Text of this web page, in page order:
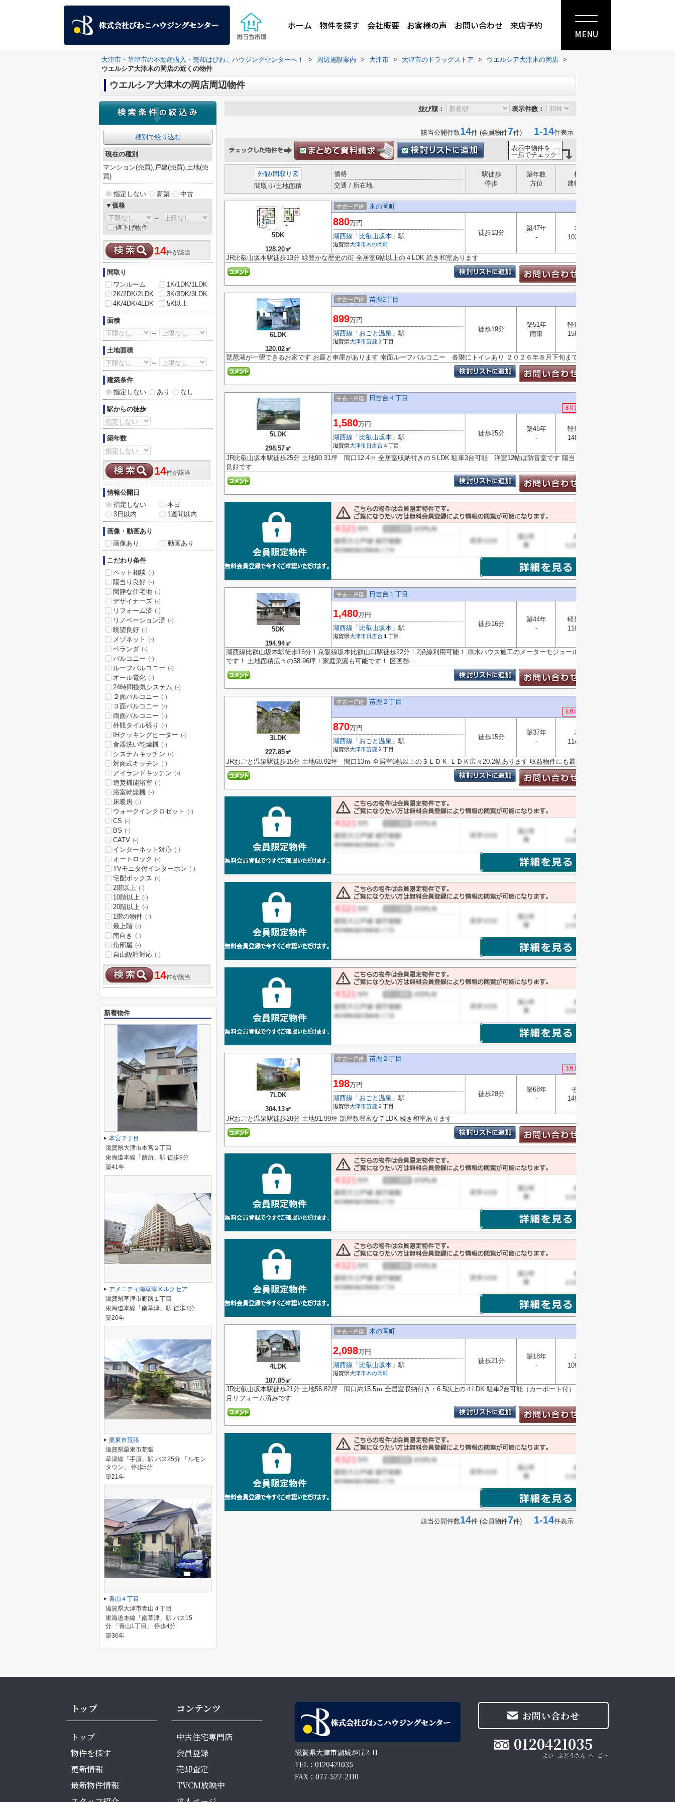
ホーム 物件を探す 会社概要 お客様の声 お問い合わせ 来店予約
MENU
大津市・草津市の不動産購入・売却はびわこハウジングセンターへ！ > 周辺施設案内 > 大津市 > 大津市のドラッグストア > ウエルシア大津木の岡店 >
ウエルシア大津木の岡店の近くの物件
ウエルシア大津木の岡店周辺物件
並び順： 表示件数：
該当公開件数14件 (会員物件7件) 1-14件表示
表示中物件を
一括でチェック
外観/間取り図
間取り/土地面積
価格
交通 / 所在地
駅徒歩
停歩
築年数
方位
構造
建物面積
5DK
128.20㎡
中古一戸建 木の岡町
880万円
湖西線 「 比叡山坂本 」駅
滋賀県大津市木の岡町
徒歩13分
築47年
-
木造
102.10㎡
JR比叡山坂本駅徒歩13分 緑豊かな歴史の街 全居室6帖以上の４LDK 続き和室あります
6LDK
120.02㎡
中古一戸建 苗鹿2丁目
899万円
湖西線 「 おごと温泉 」駅
滋賀県大津市苗鹿 ２丁目
徒歩19分
築51年
南東
軽量鉄骨
158.40㎡
琵琶湖が一望できるお家です お庭と車庫があります 南面ルーフバルコニー 各階にトイレあり ２０２６年８月下旬まで現況販売
5LDK
298.57㎡
中古一戸建 日吉台４丁目
8月1日 値下げ
1,580万円
湖西線 「 比叡山坂本 」駅
滋賀県大津市日吉台 ４丁目
徒歩25分
築45年
-
軽量鉄骨
148.34㎡
JR比叡山坂本駅徒歩25分 土地90.31坪 間口12.4ｍ 全居室収納付きの５LDK 駐車3台可能 洋室12帖は防音室です 陽当り・通風
良好です
5DK
194.94㎡
中古一戸建 日吉台１丁目
1,480万円
湖西線 「 比叡山坂本 」駅
滋賀県大津市日吉台 １丁目
徒歩16分
築44年
-
軽量鉄骨
110.86㎡
湖西線比叡山坂本駅徒歩16分！京阪線坂本比叡山口駅徒歩22分！2沿線利用可能！ 積水ハウス施工のメーターモジュールのお家
です！ 土地面積広々の58.96坪！家庭菜園も可能です！ 区画整...
3LDK
227.85㎡
中古一戸建 苗鹿２丁目
6月4日 値下げ
870万円
湖西線 「 おごと温泉 」駅
滋賀県大津市苗鹿 ２丁目
徒歩15分
築37年
-
木造
114.50㎡
JRおごと温泉駅徒歩15分 土地68.92坪 間口13ｍ 全居室6帖以上の３ＬＤＫ ＬＤＫ広々20.2帖あります 収益物件にも最適です
7LDK
304.13㎡
中古一戸建 苗鹿２丁目
3月1日 値下げ
198万円
湖西線 「 おごと温泉 」駅
滋賀県大津市苗鹿 ２丁目
徒歩28分
築68年
-
その他
149.79㎡
JRおごと温泉駅徒歩28分 土地91.99坪 部屋数豊富な７LDK 続き和室あります
4LDK
187.85㎡
中古一戸建 木の岡町
2,098万円
湖西線 「 比叡山坂本 」駅
滋賀県大津市木の岡町
徒歩21分
築18年
-
木造
109.35㎡
JR比叡山坂本駅徒歩21分 土地56.82坪 間口約15.5ｍ 全居室収納付き・6.5以上の４LDK 駐車2台可能（カーポート付） 令和8年6
月リフォーム済みです
該当公開件数14件 (会員物件7件) 1-14件表示
種別で絞り込む
現在の種別
マンション(売買),戸建(売買),土地(売
買)
指定しない 新築
中古
▼価格
～
値下げ物件
14件が該当
間取り
ワンルーム
1K/1DK/1LDK
2K/2DK/2LDK
3K/3DK/3LDK
4K/4DK/4LDK
5K以上
面積
～
土地面積
～
建築条件
指定しない
あり なし
駅からの徒歩
築年数
14件が該当
情報公開日
指定しない
本日
3日以内
1週間以内
画像・動画あり
画像あり
動画あり
こだわり条件
ペット相談 (-)
陽当り良好 (-)
閑静な住宅地 (-)
デザイナーズ (-)
リフォーム済 (-)
リノベーション済 (-)
眺望良好 (-)
メゾネット (-)
ベランダ (-)
バルコニー (-)
ルーフバルコニー (-)
オール電化 (-)
24時間換気システム (-)
２面バルコニー (-)
３面バルコニー (-)
両面バルコニー (-)
外観タイル張り (-)
IHクッキングヒーター (-)
食器洗い乾燥機 (-)
システムキッチン (-)
対面式キッチン (-)
アイランドキッチン (-)
追焚機能浴室 (-)
浴室乾燥機 (-)
床暖房 (-)
ウォークインクロゼット (-)
CS (-)
BS (-)
CATV (-)
インターネット対応 (-)
オートロック (-)
TVモニタ付インターホン (-)
宅配ボックス (-)
2階以上 (-)
10階以上 (-)
20階以上 (-)
1階の物件 (-)
最上階 (-)
南向き (-)
角部屋 (-)
自由設計対応 (-)
14件が該当
新着物件
本宮２丁目
滋賀県大津市本宮２丁目
東海道本線「膳所」駅 徒歩9分
築41年
アメニティ南草津Ⅹルクセア
滋賀県草津市野路１丁目
東海道本線「南草津」駅 徒歩3分
築20年
栗東市荒張
滋賀県栗東市荒張
草津線「手原」駅 バス25分 「ルモン
タウン」 停歩5分
築21年
青山４丁目
滋賀県大津市青山４丁目
東海道本線「南草津」駅 バス15
分 「青山1丁目」 停歩4分
築36年
トップ
トップ
物件を探す
更新情報
最新物件情報
コンテンツ
中古住宅専門店
会員登録
売却査定
TVCM放映中
滋賀県大津市湖城が丘2-11
TEL：0120421035
FAX：077-527-2110
お問い合わせ
0120421035